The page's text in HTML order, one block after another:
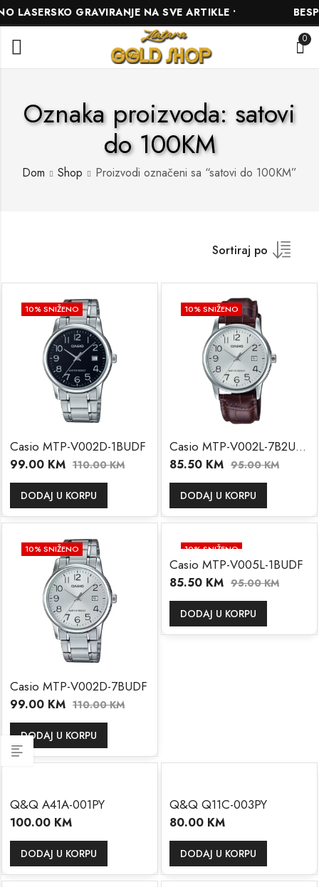
GRAVIRANJE NA SVE ARTIKLE •
0
Oznaka proizvoda: satovi
do 100KM
Dom Shop Proizvodi označeni sa “satovi do 100KM”
Sortiraj po
10% SNIŽENO
Casio MTP-V002D-1BUDF
99.00 KM 110.00KM
DODAJ U KORPU
10% SNIŽENO
Casio MTP-V002L-7B2UDF
85.50 KM 95.00KM
DODAJ U KORPU
10% SNIŽENO
Casio MTP-V002D-7BUDF
99.00 KM 110.00KM
DODAJ U KORPU
10% SNIŽENO
Casio MTP-V005L-1BUDF
85.50 KM 95.00KM
DODAJ U KORPU
Q&Q A41A-001PY
100.00 KM
DODAJ U KORPU
Q&Q Q11C-003PY
80.00 KM
DODAJ U KORPU